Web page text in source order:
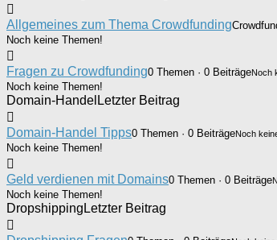
Allgemeines zum Thema Crowdfunding
Noch keine Themen!
Fragen zu Crowdfunding0 Themen · 0 BeiträgeNoch
Noch keine Themen!
Domain-Handel Letzter Beitrag
Domain-Handel Tipps0 Themen · 0 BeiträgeNoch
Noch keine Themen!
Geld verdienen mit Domains0 Themen · 0 Beiträge
Noch keine Themen!
Dropshipping Letzter Beitrag